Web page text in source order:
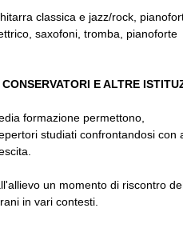
classica e jazz/rock,
saxofoni, tromba, pianoforte
E ALTRE
formazione permettono,
studiati confrontandosi con
un momento di riscontro
in vari contesti.